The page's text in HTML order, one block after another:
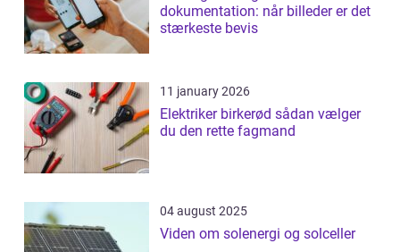
dokumentation: når billeder er det
stærkeste bevis
11 january 2026
Elektriker birkerød sådan vælger
du den rette fagmand
04 august 2025
Viden om solenergi og solceller